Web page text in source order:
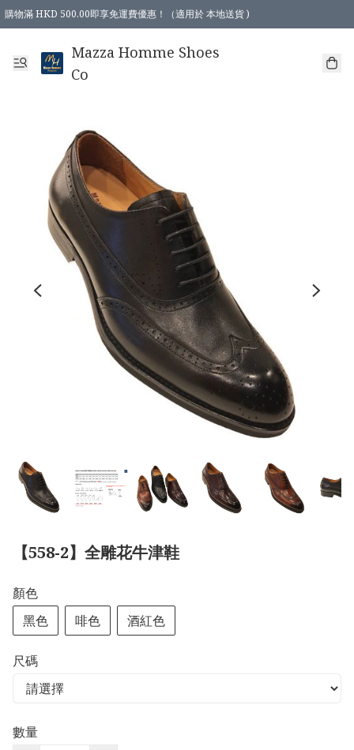
購物滿 HKD 500.00即享免運費優惠！（適用於 本地送貨 )
Mazza Homme Shoes
Co
【558-2】全雕花牛津鞋
顏色
黑色
啡色 酒紅色
尺碼
數量